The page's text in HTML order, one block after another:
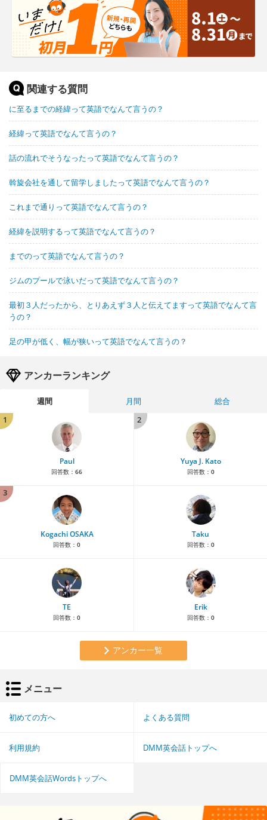
関連する質問
に至るまでの経緯って英語でなんて言うの？
経緯って英語でなんて言うの？
話の流れでそうなったって英語でなんて言うの？
斡旋会社を通して留学しましたって英語でなんて言うの？
これまで通りって英語でなんて言うの？
経緯を説明するって英語でなんて言うの？
までのって英語でなんて言うの？
ジムのプールで泳いだって英語でなんて言うの？
最初３人だったから、とりあえず３人と伝えてますって英語でなんて言
うの？
足の甲が低く、幅が狭いって英語でなんて言うの？
アンカーランキング
週間 月間
総合
1
Paul
回答数： 66
2
Yuya J. Kato
回答数： 0
3
Kogachi OSAKA
回答数： 0
Taku
回答数： 0
TE
回答数： 0
Erik
回答数： 0
アンカー一覧
メニュー
初めての方へ よくある質問
利用規約 DMM英会話トップへ
DMM英会話Wordsトップへ